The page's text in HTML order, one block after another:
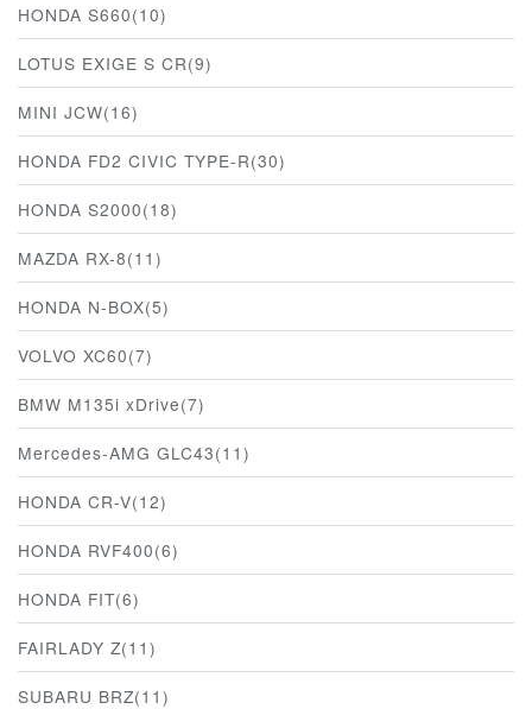
HONDA S660(10)
LOTUS EXIGE S CR(9)
MINI JCW(16)
HONDA FD2 CIVIC TYPE-R(30)
HONDA S2000(18)
MAZDA RX-8(11)
HONDA N-BOX(5)
VOLVO XC60(7)
BMW M135i xDrive(7)
Mercedes-AMG GLC43(11)
HONDA CR-V(12)
HONDA RVF400(6)
HONDA FIT(6)
FAIRLADY Z(11)
SUBARU BRZ(11)